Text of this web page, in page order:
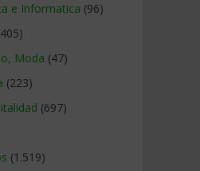
e Informatica (96)
Moda (47)
(223)
(697)
(1.519)